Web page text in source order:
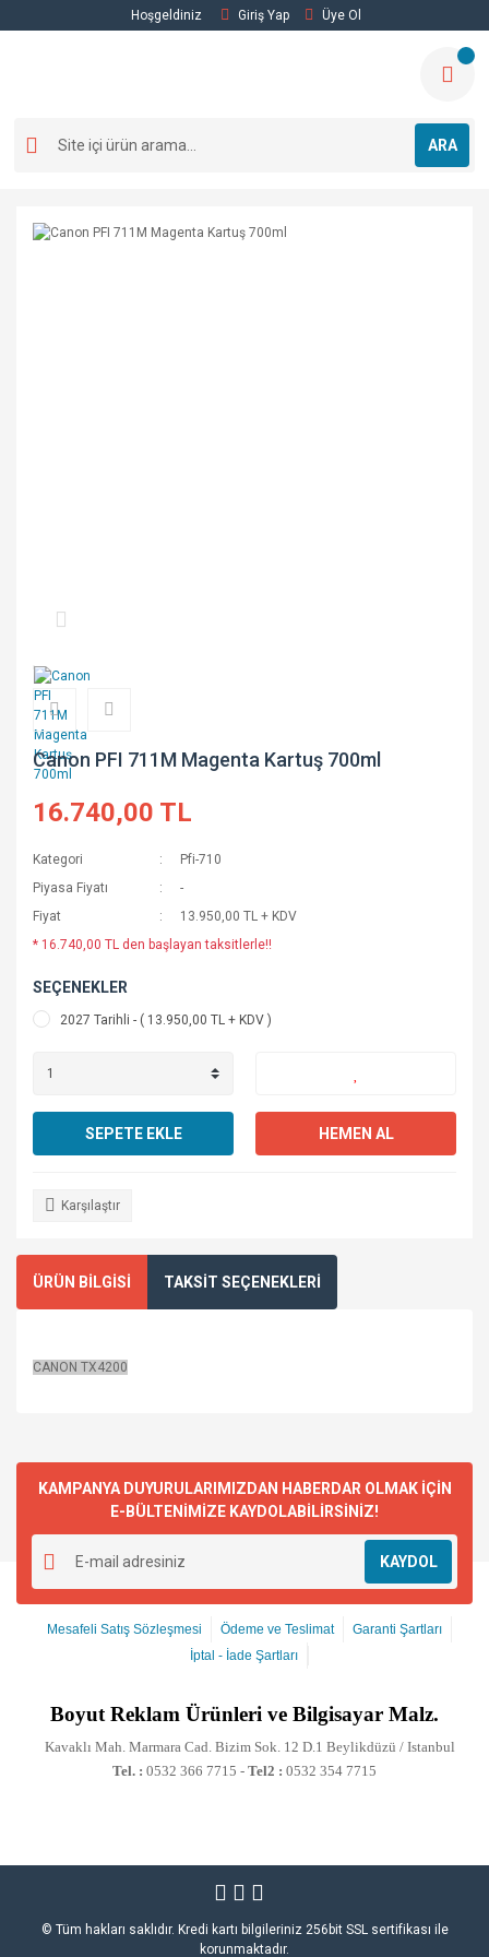
Hoşgeldiniz Giriş Yap Üye Ol
ARA
Canon PFI 711M Magenta Kartuş 700ml
16.740,00 TL
Kategori
Pfi-710
Piyasa Fiyatı
-
Fiyat
13.950,00 TL + KDV
* 16.740,00 TL den başlayan taksitlerle!!
SEÇENEKLER
2027 Tarihli - ( 13.950,00 TL + KDV )
SEPETE EKLE HEMEN AL
Karşılaştır
ÜRÜN BİLGİSİ TAKSİT SEÇENEKLERİ
CANON TX4200
KAMPANYA DUYURULARIMIZDAN HABERDAR OLMAK İÇİN
E-BÜLTENİMİZE KAYDOLABİLİRSİNİZ!
KAYDOL
Mesafeli Satış Sözleşmesi Ödeme ve Teslimat
Garanti Şartları
İptal - İade Şartları
Boyut Reklam Ürünleri ve Bilgisayar Malz.
Kavaklı Mah. Marmara Cad. Bizim Sok. 12 D.1 Beylikdüzü / Istanbul
Tel. : 0532 366 7715 - Tel2 : 0532 354 7715
© Tüm hakları saklıdır. Kredi kartı bilgileriniz 256bit SSL sertifikası ile
korunmaktadır.